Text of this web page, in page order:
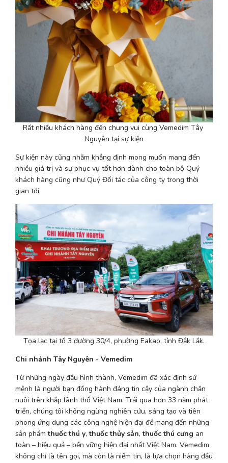
Rất nhiều khách hàng đến chung vui cùng Vemedim Tây
Nguyên tại sự kiện
Sự kiện này cũng nhằm khẳng định mong muốn mang đến
nhiều giá trị và sự phục vụ tốt hơn dành cho toàn bộ Quý
khách hàng cũng như Quý Đối tác của công ty trong thời
gian tới.
Tọa lạc tại tổ 3 đường 30/4, phường Eakao, tỉnh Đắk Lắk.
Chi nhánh Tây Nguyên - Vemedim
Từ những ngày đầu hình thành, Vemedim đã xác định sứ
mệnh là người bạn đồng hành đáng tin cậy của ngành chăn
nuôi trên khắp lãnh thổ Việt Nam. Trải qua hơn 33 năm phát
triển, chúng tôi không ngừng nghiên cứu, sáng tạo và tiên
phong ứng dụng các công nghệ hiện đại để mang đến những
sản phẩm thuốc thú y, thuốc thủy sản, thuốc thú cưng an
toàn – hiệu quả – bền vững hiện đại nhất Việt Nam. Vemedim
không chỉ là tên gọi, mà còn là niềm tin, là lựa chọn hàng đầu